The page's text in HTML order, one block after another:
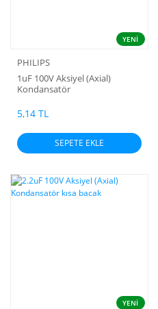
YENİ
PHILIPS
1uF 100V Aksiyel (Axial)
Kondansatör
5,14 TL
SEPETE EKLE
YENİ